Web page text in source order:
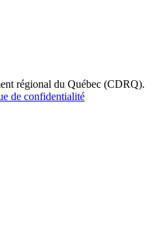
régional du Québec (CDRQ).
de confidentialité